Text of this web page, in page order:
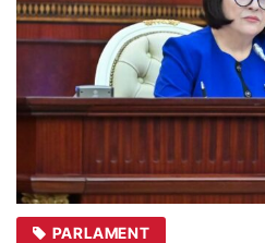
PARLAMENT